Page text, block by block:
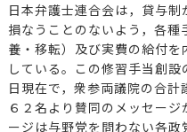
日本弁護士連合会は，貸与
損なうことのないよう，各
養・移転）及び実費の給付
している。この修習手当創
日現在で，衆参両議院の合
６２名より賛同のメッセー
ージは与野党を問わない各